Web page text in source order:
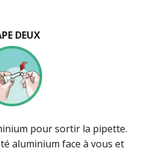
DEUX
pour sortir la pipette.
aluminium face à vous et